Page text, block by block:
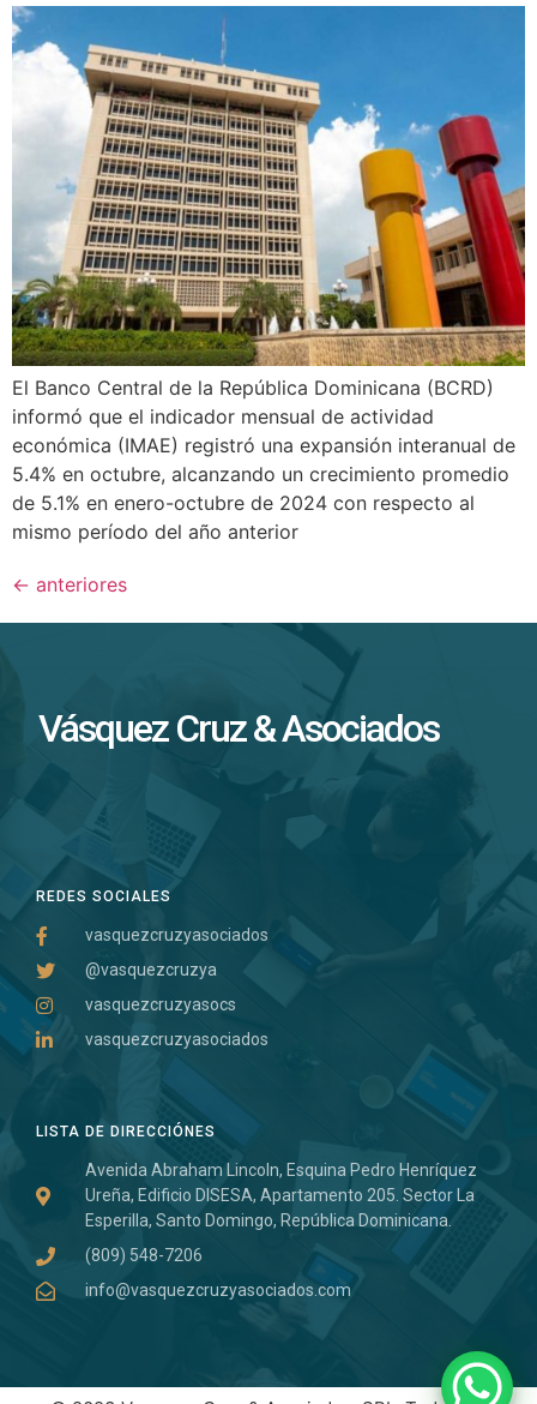
El Banco Central de la República Dominicana (BCRD)
informó que el indicador mensual de actividad
económica (IMAE) registró una expansión interanual de
5.4% en octubre, alcanzando un crecimiento promedio
de 5.1% en enero-octubre de 2024 con respecto al
mismo período del año anterior
← anteriores
LISTA DE DIRECCIÓNES
Avenida Abraham Lincoln, Esquina Pedro Henríquez
Ureña, Edificio DISESA, Apartamento 205. Sector La
Esperilla, Santo Domingo, República Dominicana.
(809) 548-7206
info@vasquezcruzyasociados.com
REDES SOCIALES
vasquezcruzyasociados
@vasquezcruzya
vasquezcruzyasocs
vasquezcruzyasociados
Vásquez Cruz & Asociados